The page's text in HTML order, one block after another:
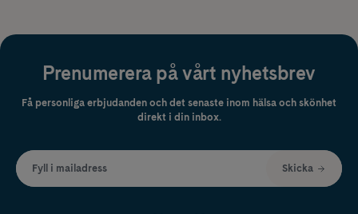
Prenumerera på vårt nyhetsbrev
Få personliga erbjudanden och det senaste inom hälsa och skönhet
direkt i din inbox.
Fyll i mailadress Skicka